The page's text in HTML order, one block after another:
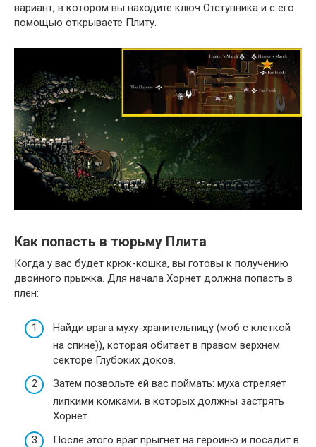
вариант, в котором вы находите ключ Отступника и с его
помощью открываете Плиту.
Как попасть в тюрьму Плита
Когда у вас будет крюк-кошка, вы готовы к получению
двойного прыжка. Для начала Хорнет должна попасть в
плен:
Найди врага муху-хранительницу (моб с клеткой
на спине)), которая обитает в правом верхнем
секторе Глубоких доков.
Затем позвольте ей вас поймать: муха стреляет
липкими комками, в которых должны застрять
Хорнет.
После этого враг прыгнет на героиню и посадит в